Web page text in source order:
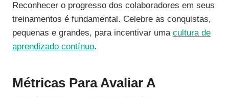
Reconhecer o progresso dos colaboradores em seus
treinamentos é fundamental. Celebre as conquistas,
pequenas e grandes, para incentivar uma cultura de
aprendizado contínuo.
Métricas Para Avaliar A